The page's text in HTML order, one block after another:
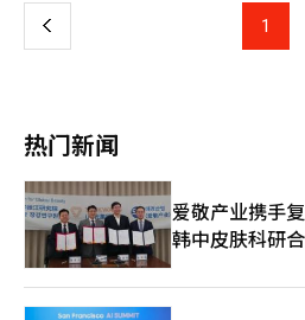
近两年持续完善服务体系，邀请业内
合消费趋势优化服务标准。今年上半
比增长170.4%。
功于其应对地区人口减少危机的“数
月”等项目的全国推广，以及通过吸
构。”此外，观光公社将举办“旅游
止日期为下月12日。公社将积极采纳
公众服务满意度，并扩大以顾客为中
官网查看。
上 1
热门新闻
爱敬产业携手
韩中皮肤科研